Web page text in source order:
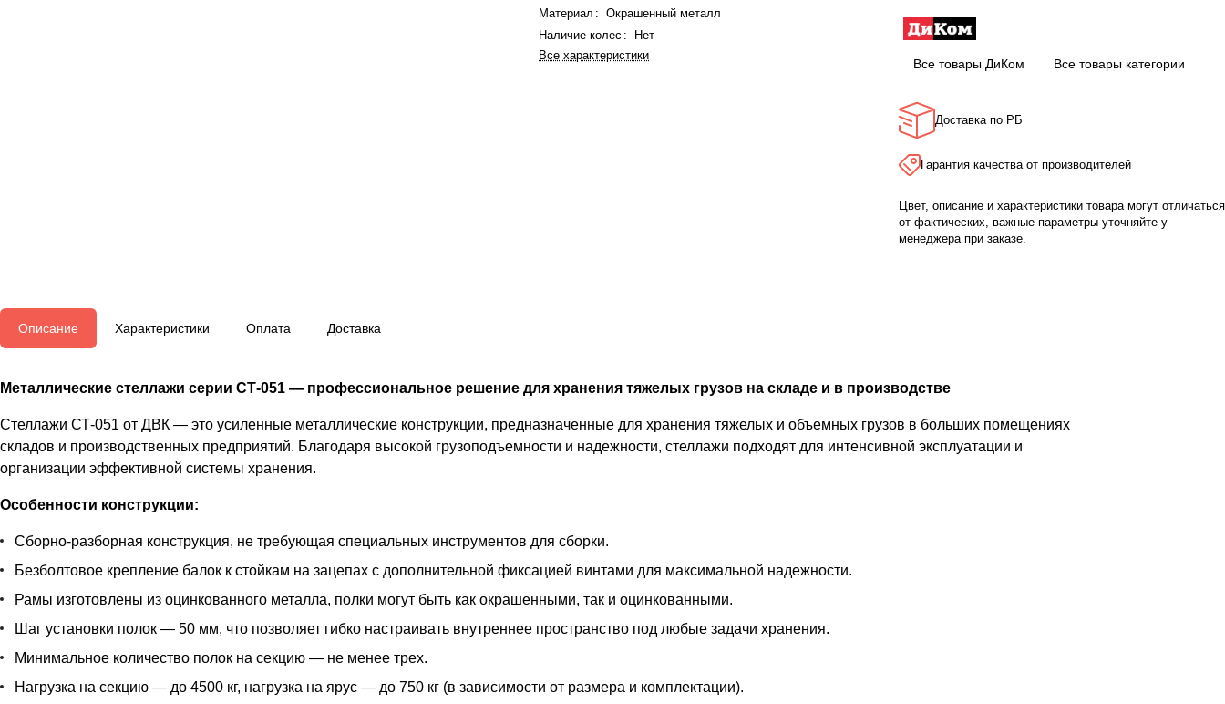
Материал :
Окрашенный металл
Наличие колес :
Нет
Все характеристики
Все товары ДиКом Все товары категории
Доставка по РБ
Гарантия качества от производителей
Цвет, описание и характеристики товара могут отличаться
от фактических, важные параметры уточняйте у
менеджера при заказе.
Описание Характеристики Оплата Доставка
Металлические стеллажи серии СТ-051 — профессиональное решение для хранения тяжелых грузов на складе и в производстве
Стеллажи СТ-051 от ДВК — это усиленные металлические конструкции, предназначенные для хранения тяжелых и объемных грузов в больших помещениях
складов и производственных предприятий. Благодаря высокой грузоподъемности и надежности, стеллажи подходят для интенсивной эксплуатации и
организации эффективной системы хранения.
Особенности конструкции:
Сборно-разборная конструкция, не требующая специальных инструментов для сборки.
Безболтовое крепление балок к стойкам на зацепах с дополнительной фиксацией винтами для максимальной надежности.
Рамы изготовлены из оцинкованного металла, полки могут быть как окрашенными, так и оцинкованными.
Шаг установки полок — 50 мм, что позволяет гибко настраивать внутреннее пространство под любые задачи хранения.
Минимальное количество полок на секцию — не менее трех.
Нагрузка на секцию — до 4500 кг, нагрузка на ярус — до 750 кг (в зависимости от размера и комплектации).